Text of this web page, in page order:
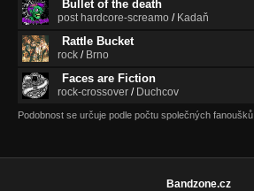
Bullet of the death
post hardcore-screamo / Kadaň
Rattle Bucket
rock / Brno
Faces are Fiction
rock-crossover / Duchcov
Podobnost se určuje podle počtu společných fanoušků.
Bandzone.cz